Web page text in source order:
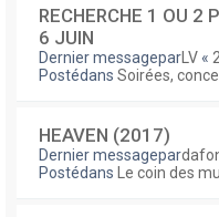
RECHERCHE 1 OU 2
6 JUIN
Dernier messagepar LV «
Postédans Soirées,
HEAVEN (2017)
Dernier messagepar
Postédans
Le coin des